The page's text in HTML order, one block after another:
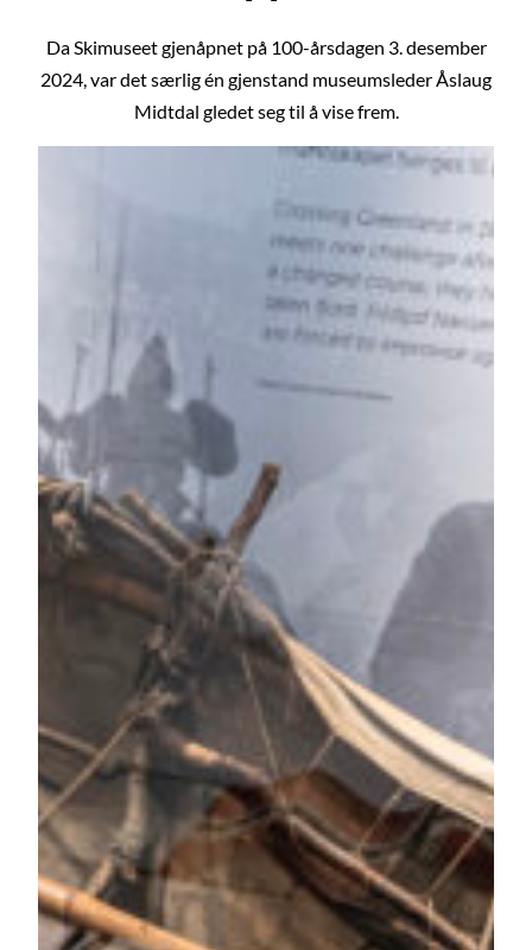
Da Skimuseet gjenåpnet på 100-årsdagen 3. desember
2024, var det særlig én gjenstand museumsleder Åslaug
Midtdal gledet seg til å vise frem.